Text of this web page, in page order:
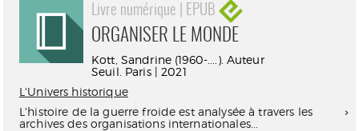
Livre numérique | EPUB
ORGANISER LE MONDE
Kott, Sandrine (1960-....). Auteur
Seuil. Paris | 2021
L'Univers historique
L'histoire de la guerre froide est analysée à travers les
archives des organisations internationales...